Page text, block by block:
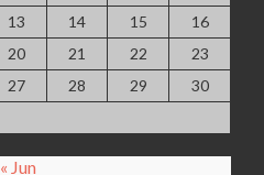
13 14 15
16
20 21 22
23
27 28 29
30
« Jun